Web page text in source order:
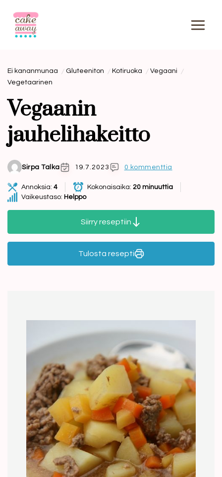
sisältöön
Ei kananmunaa Gluteeniton Kotiruoka
Vegaani
Vegetaarinen
Vegaanin
jauhelihakeitto
Sirpa Talka 19.7.2023 0 kommenttia
Annoksia: 4 Kokonaisaika: 20 minuuttia
Vaikeustaso: Helppo
Siirry reseptiin
Tulosta resepti